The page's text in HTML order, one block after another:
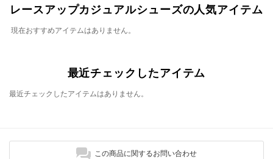
レースアップカジュアルシューズの人気アイテム
現在おすすめアイテムはありません。
最近チェックしたアイテム
最近チェックしたアイテムはありません。
この商品に関するお問い合わせ